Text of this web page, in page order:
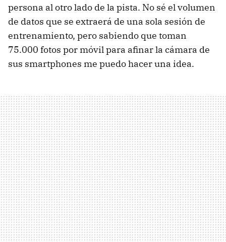
persona al otro lado de la pista. No sé el volumen
de datos que se extraerá de una sola sesión de
entrenamiento, pero sabiendo que toman
75.000 fotos por móvil para afinar la cámara de
sus smartphones me puedo hacer una idea.